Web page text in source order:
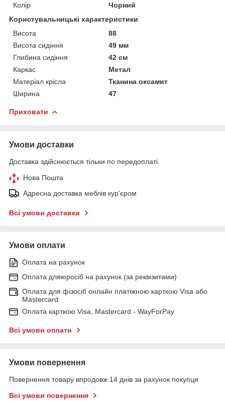
Колір
Чорний
Користувальницькі характеристики
Висота
88
Висота сидіння
49 мм
Глибина сидіння
42 см
Каркас
Метал
Матеріал крісла
Тканина оксамит
Ширина
47
Приховати
Умови доставки
Доставка здійснюється тільки по передоплаті.
Нова Пошта
Адресна доставка меблів кур'єром
Всі умови доставки
Умови оплати
Оплата на рахунок
Оплата дляюросіб на рахунок (за реквізитами)
Оплата для фізосіб онлайн платіжною карткою Visa або
Mastercard
Оплата карткою Visa, Mastercard - WayForPay
Всі умови оплати
Умови повернення
Повернення товару впродовж 14 днів за рахунок покупця
Всі умови повернення